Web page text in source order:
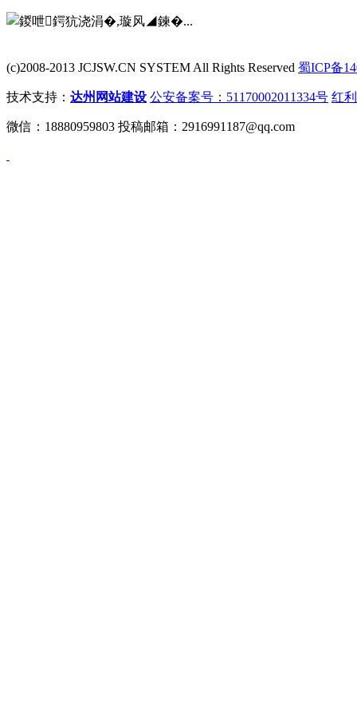
(c)2008-2013 JCJSW.CN SYSTEM All Rights Reserved 蜀ICP备
技术支持： 达州网站建设 公安备案号：51170002011334号 红
微信：18880959803 投稿邮箱：2916991187@qq.com